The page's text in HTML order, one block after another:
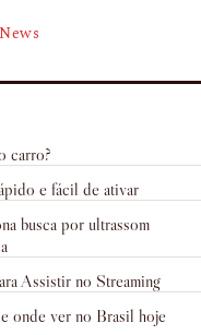
carro?
e fácil de ativar
busca por ultrassom
Assistir no Streaming
onde ver no Brasil hoje